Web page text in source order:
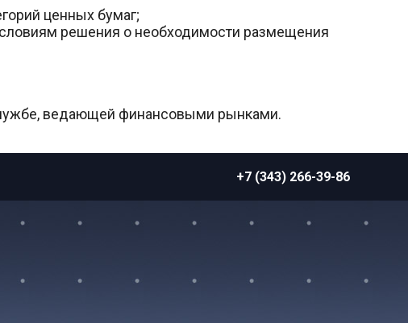
ценных бумаг;
решения о необходимости размещения
ведающей финансовыми рынками.
+7 (343) 266-39-86